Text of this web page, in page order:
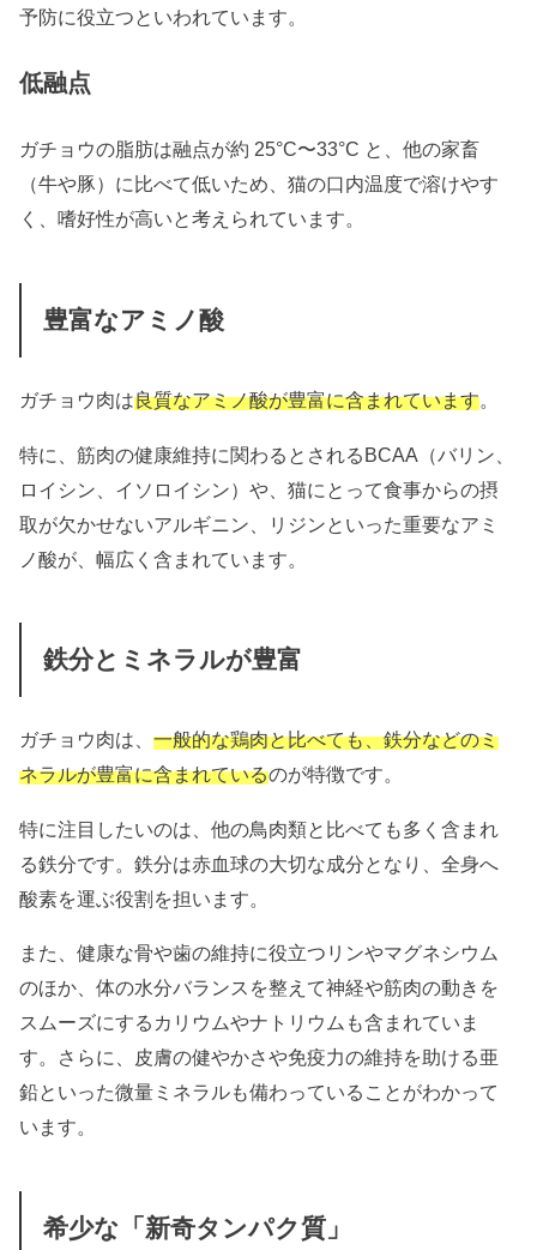
予防に役立つといわれています。
低融点
ガチョウの脂肪は融点が約 25°C〜33°C と、他の家畜
（牛や豚）に比べて低いため、猫の口内温度で溶けやす
く、嗜好性が高いと考えられています。
豊富なアミノ酸
ガチョウ肉は良質なアミノ酸が豊富に含まれています。
特に、筋肉の健康維持に関わるとされるBCAA（バリン、
ロイシン、イソロイシン）や、猫にとって食事からの摂
取が欠かせないアルギニン、リジンといった重要なアミ
ノ酸が、幅広く含まれています。
鉄分とミネラルが豊富
ガチョウ肉は、一般的な鶏肉と比べても、鉄分などのミ
ネラルが豊富に含まれているのが特徴です。
特に注目したいのは、他の鳥肉類と比べても多く含まれ
る鉄分です。鉄分は赤血球の大切な成分となり、全身へ
酸素を運ぶ役割を担います。
また、健康な骨や歯の維持に役立つリンやマグネシウム
のほか、体の水分バランスを整えて神経や筋肉の動きを
スムーズにするカリウムやナトリウムも含まれていま
す。さらに、皮膚の健やかさや免疫力の維持を助ける亜
鉛といった微量ミネラルも備わっていることがわかって
います。
希少な「新奇タンパク質」